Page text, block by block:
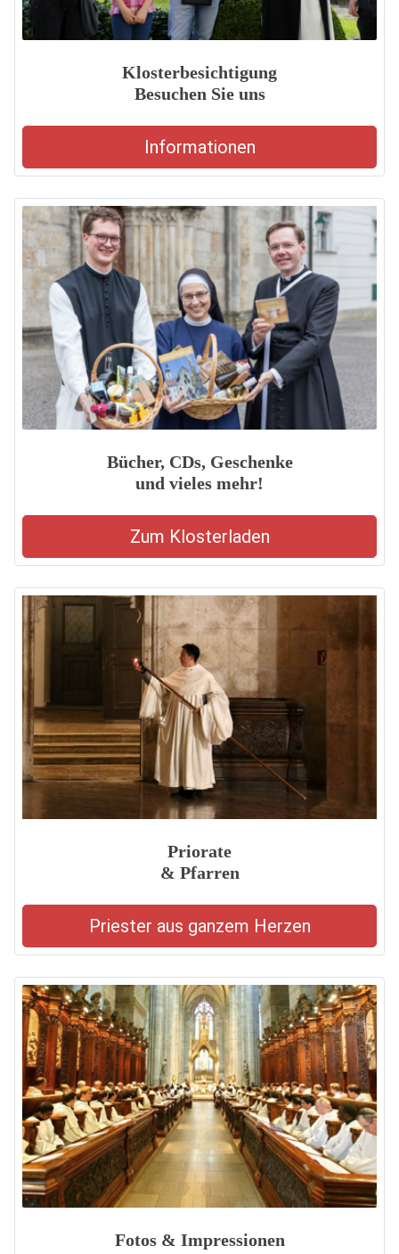
Klosterbesichtigung
Besuchen Sie uns
Informationen
Bücher, CDs, Geschenke
und vieles mehr!
Zum Klosterladen
Priorate
& Pfarren
Priester aus ganzem Herzen
Fotos & Impressionen